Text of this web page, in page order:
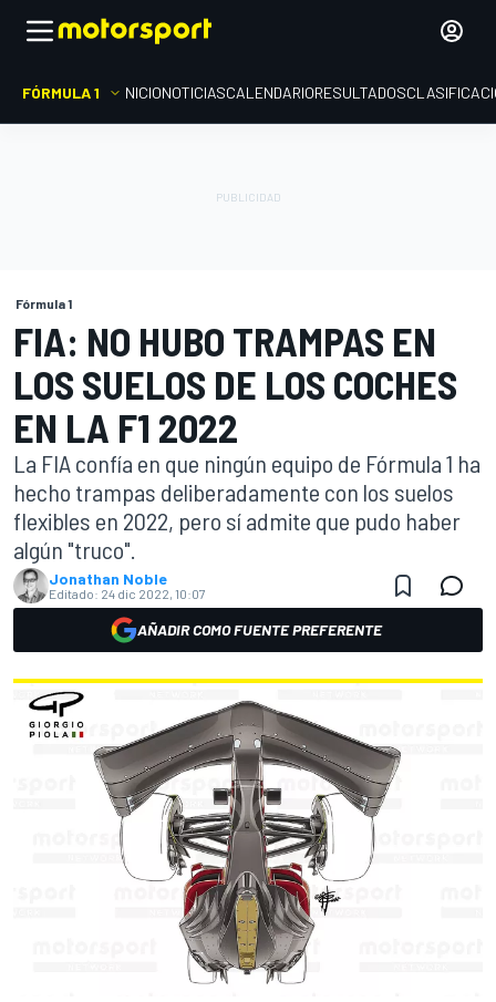
FÓRMULA 1 INICIONOTICIASCALENDARIORESULTADOS
Fórmula 1
FIA: NO HUBO TRAMPAS EN
LOS SUELOS DE LOS COCHES
EN LA F1 2022
La FIA confía en que ningún equipo de Fórmula 1 ha
hecho trampas deliberadamente con los suelos
flexibles en 2022, pero sí admite que pudo haber
algún "truco".
Jonathan Noble
Editado: 24 dic 2022, 10:07
AÑADIR COMO FUENTE PREFERENTE